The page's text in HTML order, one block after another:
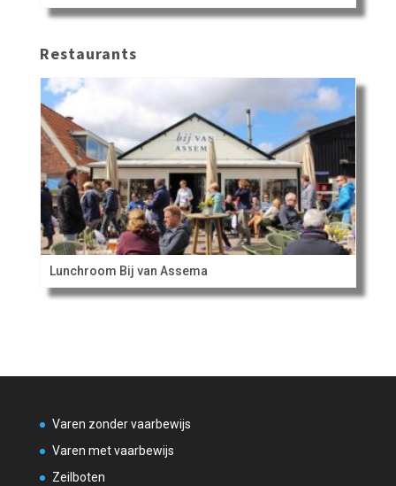
Restaurants
Lunchroom Bij van Assema
Varen zonder vaarbewijs
Varen met vaarbewijs
Zeilboten